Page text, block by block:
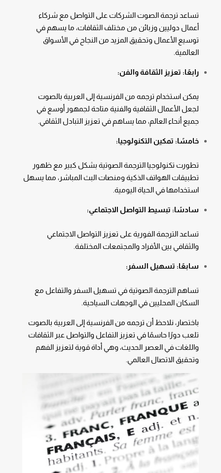
تساعد ترجمة الصوت الشركات على التواصل مع شركاء
أعمال دوليين وزبائن من مختلف الثقافات، ما يسهم في
توسيع الأعمال وتحقيق المزيد من النجاح في الأسواق
العالمية.
رابعًا: تعزيز الثقافة والفن:
يمكن استخدام ترجمه من الفرنسية إلى العربية بالصوت
لجعل الأعمال الثقافية والفنية متاحة لجمهور أوسع في
جميع أنحاء العالم، مما يساهم في تعزيز التبادل الثقافي.
خامسًا: تمكين التكنولوجيا:
تطورت تكنولوجيا الترجمة الصوتية بشكل كبير مع ظهور
تطبيقات الهواتف الذكية ومنصات البث المباشر، مما يسهل
استخدامها في الحياة اليومية.
سادسًا: تبسيط التواصل الاجتماعي:
تساعد الترجمة الفورية على تعزيز التواصل الاجتماعي
والثقافي بين الأفراد والمجتمعات المختلفة.
سابعًا: تسهيل السفر:
تساهم الترجمة الصوتية في تسهيل السفر والتفاعل مع
السكان المحليين في الوجهات السياحية.
باختصار، نلاحظ أن ترجمه من الفرنسية إلى العربية بالصوت
تلعب دورًا حاسمًا في تعزيز التفاعل والتواصل عبر الثقافات
واللغات في العصر الحديث، وهي أداة قوية لتعزيز الفهم
وتحقيق الاتصال العالمي.